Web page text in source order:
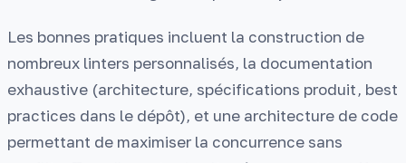
Les bonnes pratiques incluent la construction de
nombreux linters personnalisés, la documentation
exhaustive (architecture, spécifications produit, best
practices dans le dépôt), et une architecture de code
permettant de maximiser la concurrence sans